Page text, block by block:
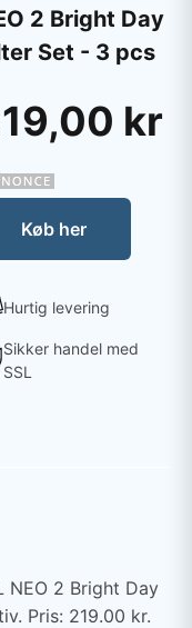
2 Bright Day
Set - 3 pcs
kr
Køb her
Hurtig levering
Sikker handel med
SSL
NEO 2 Bright Day
Pris: 219.00 kr.